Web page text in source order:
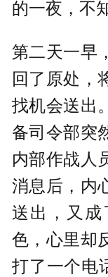
的一夜，不
第二天一早
回了原处，
找机会送出
备司令部突
内部作战人
消息后，内
送出，又成
色，心里却
打了一个电